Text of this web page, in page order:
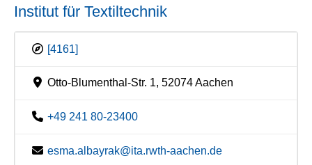
Institut für Textiltechnik
[4161]
Otto-Blumenthal-Str. 1, 52074 Aachen
+49 241 80-23400
esma.albayrak@ita.rwth-aachen.de